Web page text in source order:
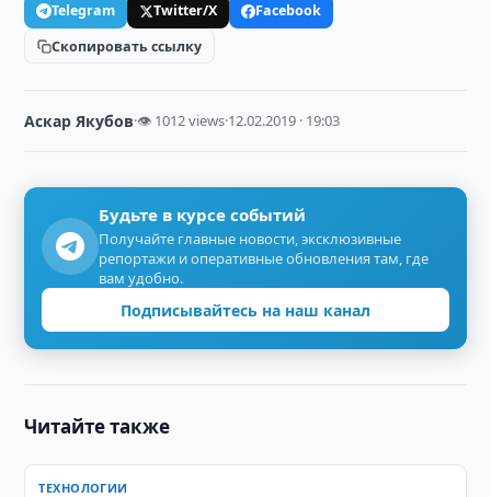
Telegram Twitter/X
Facebook
Скопировать ссылку
Аскар Якубов·👁 1012 views·12.02.2019 · 19:03
Будьте в курсе событий
Получайте главные новости, эксклюзивные
репортажи и оперативные обновления там, где
вам удобно.
Подписывайтесь на наш канал
Читайте также
ТЕХНОЛОГИИ